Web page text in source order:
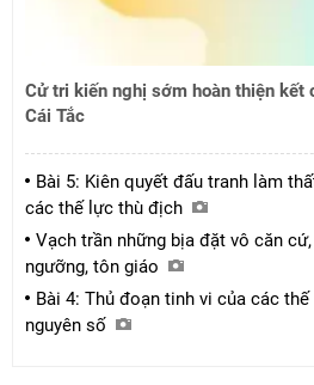
Cử tri kiến nghị sớm hoàn thiện kết
Cái Tắc
Bài 5: Kiên quyết đấu tranh làm
các thế lực thù địch
Vạch trần những bịa đặt vô căn
ngưỡng, tôn giáo
Bài 4: Thủ đoạn tinh vi của các
nguyên số